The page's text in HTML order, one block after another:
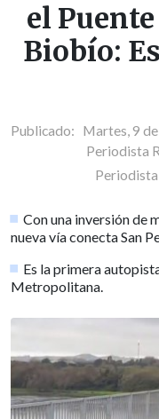
el
Biobío:
Publicado: Martes, 9
Periodista
Con una inversión de
nueva vía conecta San
Es la primera
Metropolitana.